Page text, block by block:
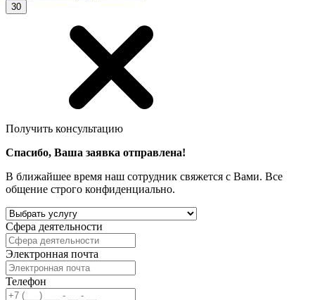
30
Получить консультацию
Спасибо, Ваша заявка отправлена!
В ближайшее время наш сотрудник свяжется с Вами. Все
общение строго конфиденциально.
Сфера деятельности
Электронная почта
Телефон